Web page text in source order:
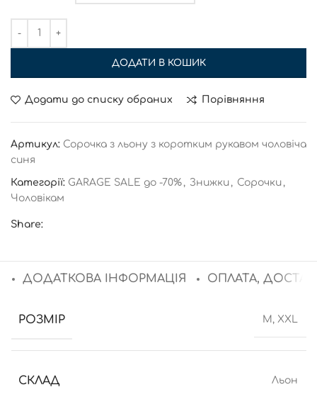
ДОДАТИ В КОШИК
Додати до списку обраних Порівняння
Артикул: Сорочка з льону з коротким рукавом чоловіча
синя
Категорії: GARAGE SALE до -70% , Знижки , Сорочки ,
Чоловікам
Share:
ДОДАТКОВА ІНФОРМАЦІЯ ОПЛАТА,
РОЗМІР M, XXL
СКЛАД Льон